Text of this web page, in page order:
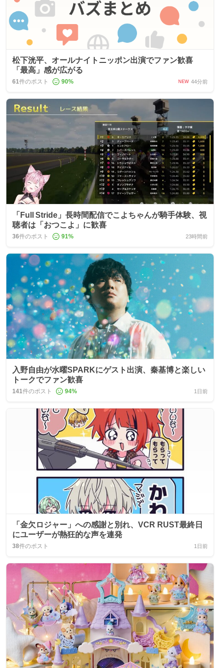
松下洸平、オールナイトニッポン出演でファン歓喜
「最高」感が広がる
61件のポスト 90% NEW 44分前
「Full Stride」長時間配信でこよちゃんが騎手体験、視
聴者は「おつこよ」に歓喜
36件のポスト 91% 23時間前
入野自由が水曜SPARKにゲスト出演、秦基博と楽しい
トークでファン歓喜
141件のポスト 94% 1日前
「金欠ロジャー」への感謝と別れ、VCR RUST最終日
にユーザーが熱狂的な声を連発
38件のポスト 1日前